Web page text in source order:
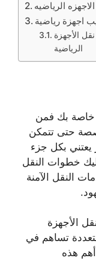
الرياضيه
اجهزة رياضية
نقل الأجهزة
الرياضية
خاصة بك فمن
حتى تتمكن
بكل جزء
خطوات النقل
النقل الآمنة
الأجهزة
تساهم في
هذه